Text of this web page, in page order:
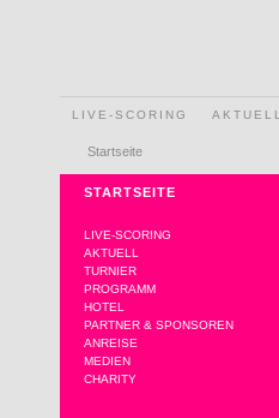
LIVE-SCORING AKTUELL
Startseite
STARTSEITE
LIVE-SCORING
AKTUELL
TURNIER
PROGRAMM
HOTEL
PARTNER & SPONSOREN
ANREISE
MEDIEN
CHARITY